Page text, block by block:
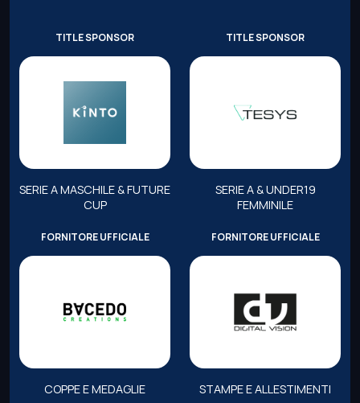
TITLE SPONSOR
SERIE A MASCHILE & FUTURE
CUP
TITLE SPONSOR
SERIE A & UNDER19
FEMMINILE
FORNITORE UFFICIALE
COPPE E MEDAGLIE
FORNITORE UFFICIALE
STAMPE E ALLESTIMENTI